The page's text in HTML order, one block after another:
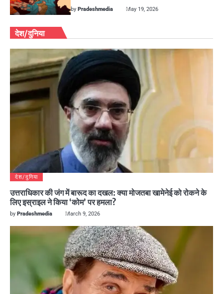
byPradeshmedia May 19, 2026
देश/दुनिया
देश/दुनिया
उत्तराधिकार की जंग में बारूद का दखल: क्या मोजतबा खामेनेई को रोकने के
लिए इस्राइल ने किया ‘कोम’ पर हमला?
by Pradeshmedia March 9, 2026